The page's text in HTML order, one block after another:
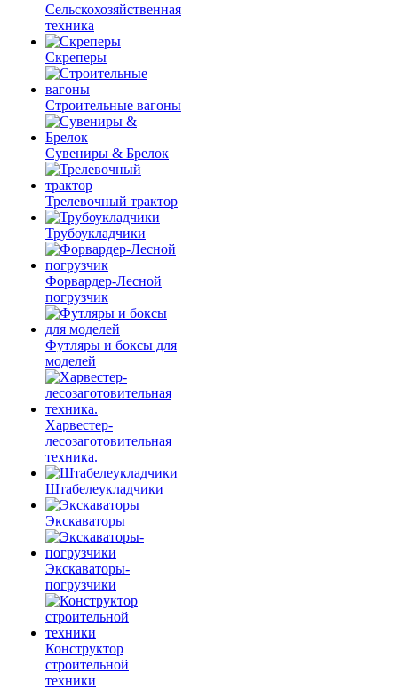
Сельскохозяйственная
техника
Скреперы
Строительные вагоны
Сувениры & Брелок
Трелевочный трактор
Трубоукладчики
Форвардер-Лесной
погрузчик
Футляры и боксы для
моделей
Харвестер-
лесозаготовительная
техника.
Штабелеукладчики
Экскаваторы
Экскаваторы-
погрузчики
Конструктор
строительной
техники